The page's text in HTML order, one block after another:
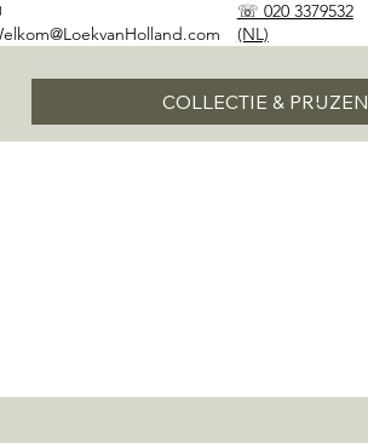
COLLECTIE & PRIJZEN
☏ 020 3379532
(NL)